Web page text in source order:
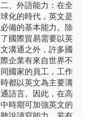
二、外語能力：在全
球化的時代，英文是
必備的基本能力。除
了國際貿易需要以英
文溝通之外，許多國
際企業有來自世界不
同國家的員工，工作
時都以英文為主要溝
通語言。因此，在高
中時期可加強英文的